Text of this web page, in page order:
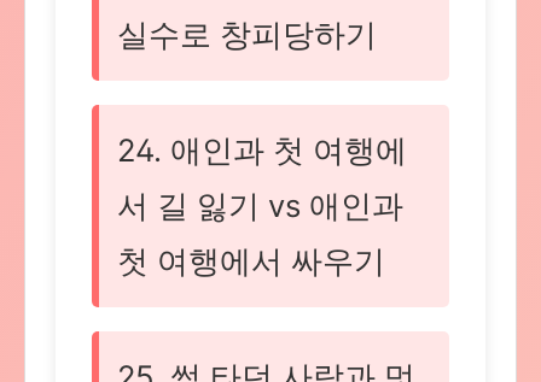
실수로 창피당하기
24. 애인과 첫 여행에
서 길 잃기 vs 애인과
첫 여행에서 싸우기